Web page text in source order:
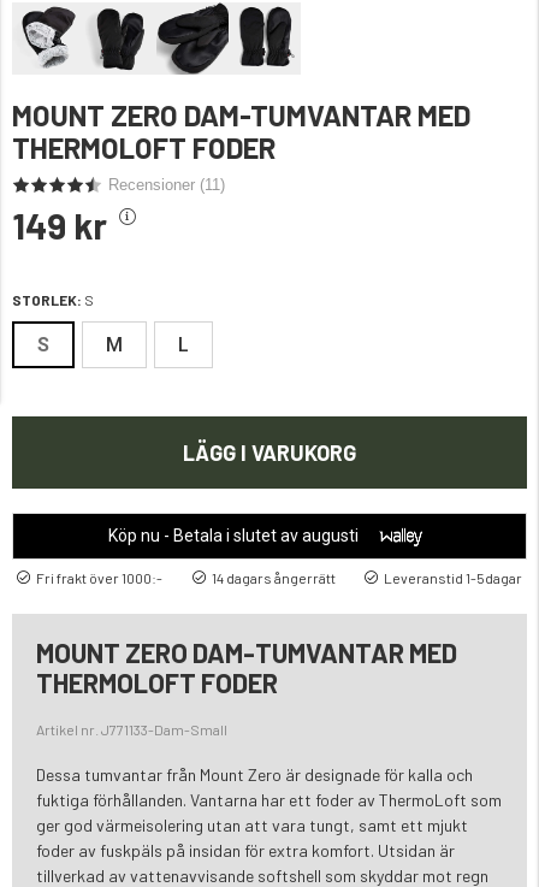
MOUNT ZERO DAM-TUMVANTAR MED
THERMOLOFT FODER
Recensioner (11)
149 kr
STORLEK: S
S M L
LÄGG I VARUKORG
Köp nu - Betala i slutet av augusti
Fri frakt över 1000:- 14 dagars ångerrätt Leveranstid 1-5dagar
MOUNT ZERO DAM-TUMVANTAR MED
THERMOLOFT FODER
Artikel nr. J771133-Dam-Small
Dessa tumvantar från Mount Zero är designade för kalla och
fuktiga förhållanden. Vantarna har ett foder av ThermoLoft som
ger god värmeisolering utan att vara tungt, samt ett mjukt
foder av fuskpäls på insidan för extra komfort. Utsidan är
tillverkad av vattenavvisande softshell som skyddar mot regn